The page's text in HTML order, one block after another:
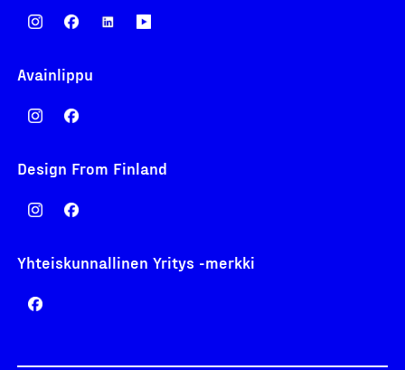
Avainlippu
Design From Finland
Yhteiskunnallinen Yritys -merkki